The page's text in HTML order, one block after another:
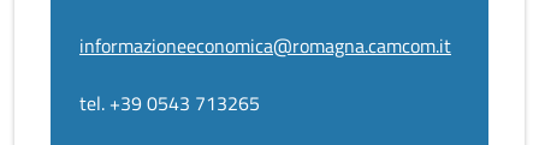
informazioneeconomica@romagna.camcom.it
tel. +39 0543 713265